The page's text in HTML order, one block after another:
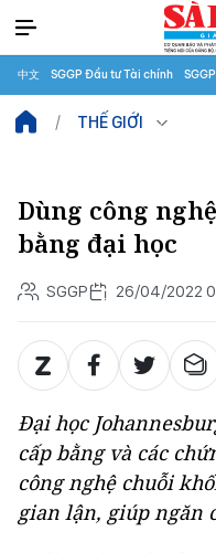
中文 SGGP Đầu tư Tài chính
THẾ GIỚI
Dùng công
bằng đại học
SGGP 26/04/2022
Đại học
cấp bằng và các
công nghệ chuỗi
gian lận, giúp ngăn